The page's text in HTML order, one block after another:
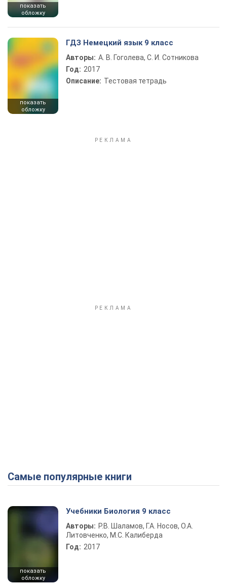
показать
обложку
показать
обложку
ГДЗ Немецкий язык 9 класс
Авторы: А. В. Гоголева, С. И. Сотникова
Год: 2017
Описание: Тестовая тетрадь
Самые популярные книги
показать
обложку
Учебники Биология 9 класс
Авторы: Р.В. Шаламов, Г.А. Носов, О.А.
Литовченко, М.С. Калиберда
Год: 2017